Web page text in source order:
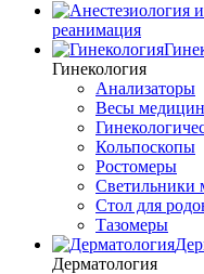
реанимация
Гинекология
Анализаторы
Весы
Кольпоскопы
Ростомеры
Светильники
Стол для
Тазомеры
Дерматология